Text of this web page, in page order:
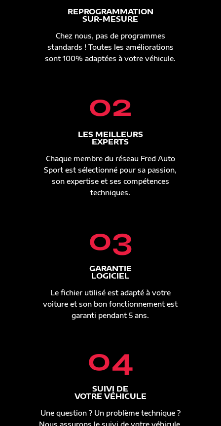
REPROGRAMMATION
SUR-MESURE
Chez nous, pas de programmes
standards ! Toutes les améliorations
sont 100% adaptées à votre véhicule.
02
LES MEILLEURS
EXPERTS
Chaque membre du réseau Fred Auto
Sport est sélectionné pour sa passion,
son expertise et ses compétences
techniques.
03
GARANTIE
LOGICIEL
Le fichier utilisé est adapté à votre
voiture et son bon fonctionnement est
garanti pendant 5 ans.
04
SUIVI DE
VOTRE VÉHICULE
Une question ? Un problème technique ?
Nous assurons le suivi de votre véhicule,